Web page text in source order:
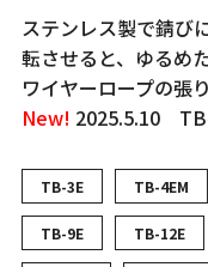
ステンレス製で錆び
転させると、ゆるめ
ワイヤーロープの張
New! 2025.5.10
TB-3E TB-4EM
TB-9E TB-12E